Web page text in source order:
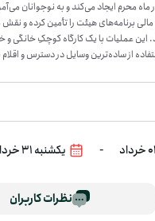
محرم ایجاد می‌کند و به نوجوانان
برنامه‌های هیئت را تأمین کرده و
این عملیات با یک کارگاه کوچکِ خانگی و
از ساده‌ترین وسایل در دسترس و اقلام
است، تزئین می‌کنند. پس از آماده‌سازی
حضوری و پرنشاط به همسایگان، اقوام
والای این طرح مبنی بر جمع‌آوری
را به عنوان امانت تحویل خانواده‌ها
همان نوجوانان جمع‌آوری و تجمیع
- یکشنبه 31 خرداد
نظرات کاربران